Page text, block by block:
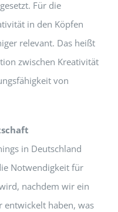
Für die
in den Köpfen
relevant. Das heißt
zwischen Kreativität
von
in Deutschland
Notwendigkeit für
nachdem wir ein
entwickelt haben, was